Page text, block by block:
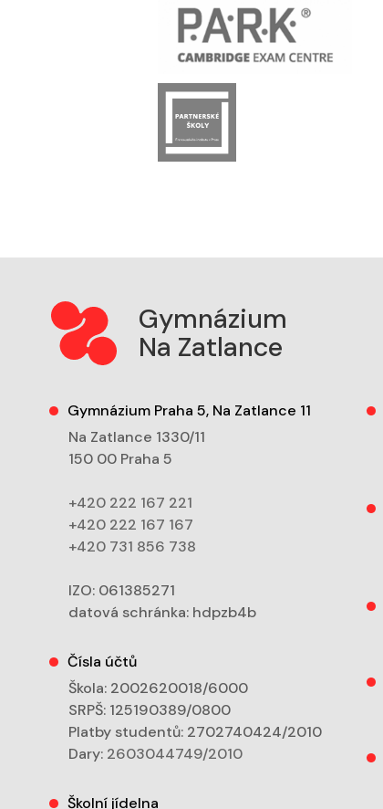
Gymnázium
Na Zatlance
Gymnázium Praha 5, Na Zatlance 11
Na Zatlance 1330/11
150 00 Praha 5
+420 222 167 221
+420 222 167 167
+420 731 856 738
IZO: 061385271
datová schránka: hdpzb4b
Čísla účtů
Škola: 2002620018/6000
SRPŠ: 125190389/0800
Platby studentů: 2702740424/2010
Dary: 2603044749/2010
Školní jídelna